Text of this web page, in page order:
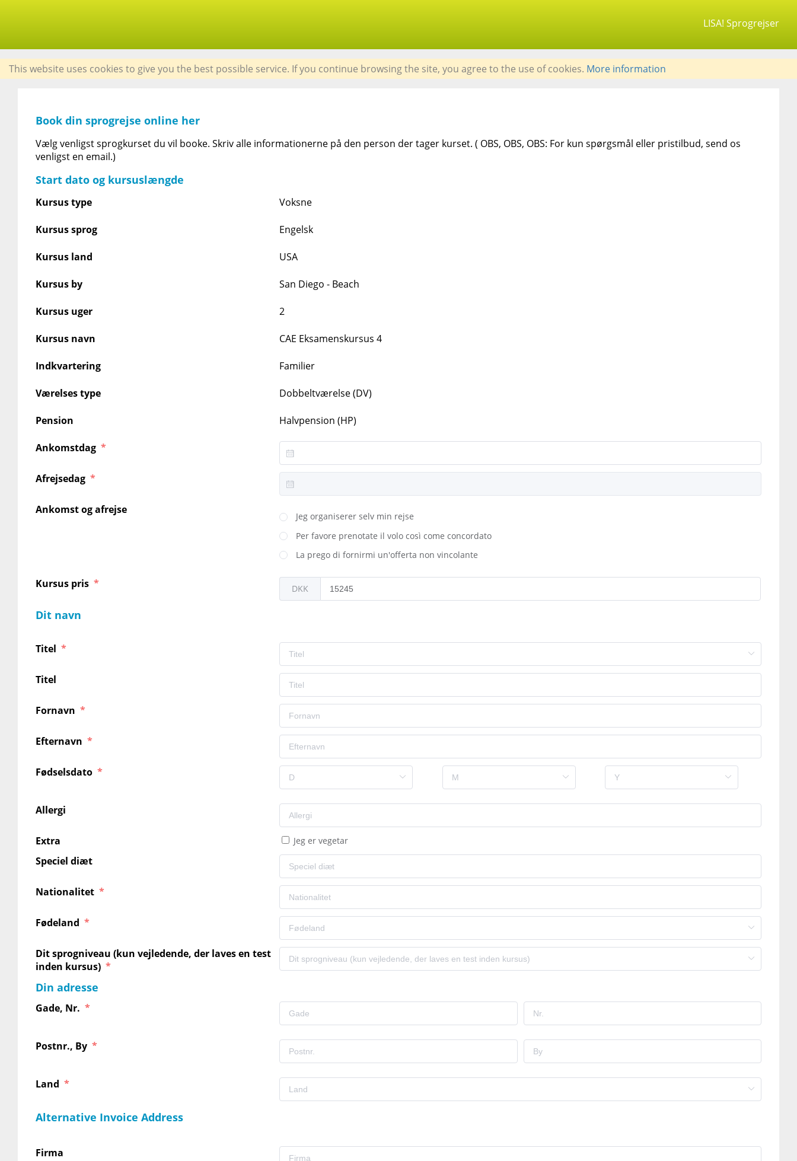
LISA! Sprogrejser
This website uses cookies to give you the best possible service. If you continue browsing the site, you agree to the use of cookies. More information
Book din sprogrejse online her
Vælg venligst sprogkurset du vil booke. Skriv alle informationerne på den person der tager kurset. ( OBS, OBS, OBS: For kun spørgsmål eller pristilbud, send os
venligst en email.)
Start dato og kursuslængde
Kursus type Voksne
Kursus sprog Engelsk
Kursus land USA
Kursus by San Diego - Beach
Kursus uger 2
Kursus navn CAE Eksamenskursus 4
Indkvartering Familier
Værelses type Dobbeltværelse (DV)
Pension Halvpension (HP)
Ankomstdag
Afrejsedag
Ankomst og afrejse
Jeg organiserer selv min rejse
Per favore prenotate il volo così come concordato
La prego di fornirmi un'offerta non vincolante
Kursus pris DKK
Dit navn
Titel
Titel
Fornavn
Efternavn
Fødselsdato
Allergi
Extra Jeg er vegetar
Speciel diæt
Nationalitet
Fødeland
Dit sprogniveau (kun vejledende, der laves en test
inden kursus)
Din adresse
Gade, Nr.
Postnr., By
Land
Alternative Invoice Address
Firma